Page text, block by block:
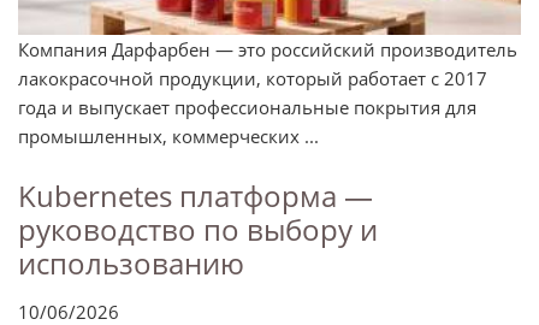
Компания Дарфарбен — это российский производитель
лакокрасочной продукции, который работает с 2017
года и выпускает профессиональные покрытия для
промышленных, коммерческих ...
Kubernetes платформа —
руководство по выбору и
использованию
10/06/2026